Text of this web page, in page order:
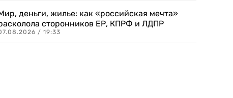
деньги, жилье: как «российская мечта»
сторонников ЕР, КПРФ и ЛДПР
/ 19:33